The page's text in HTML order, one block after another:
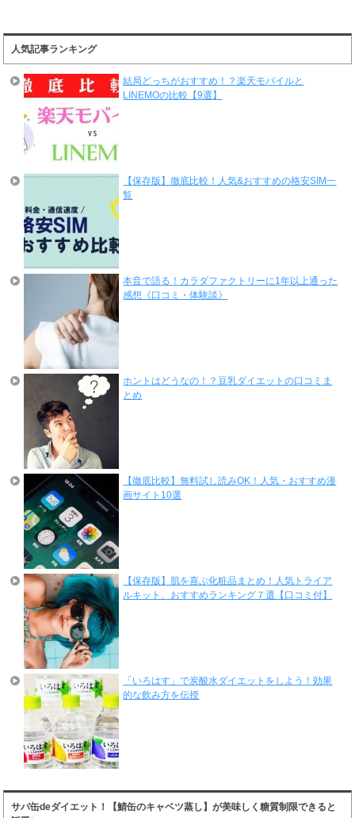
人気記事ランキング
結局どっちがおすすめ！？楽天モバイルと
LINEMOの比較【9選】
【保存版】徹底比較！人気&おすすめの格安SIM一
覧
本音で語る！カラダファクトリーに1年以上通った
感想《口コミ・体験談》
ホントはどうなの！？豆乳ダイエットの口コミま
とめ
【徹底比較】無料試し読みOK！人気・おすすめ漫
画サイト10選
【保存版】肌を喜ぶ化粧品まとめ！人気トライア
ルキット、おすすめランキング７選【口コミ付】
「いろはす」で炭酸水ダイエットをしよう！効果
的な飲み方を伝授
サバ缶deダイエット！【鯖缶のキャベツ蒸し】が美味しく糖質制限できると